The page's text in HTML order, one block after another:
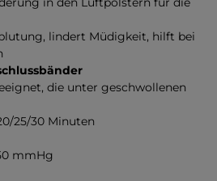
lindert Müdigkeit, hilft bei
die unter geschwollenen
25/30 Minuten
mmHg